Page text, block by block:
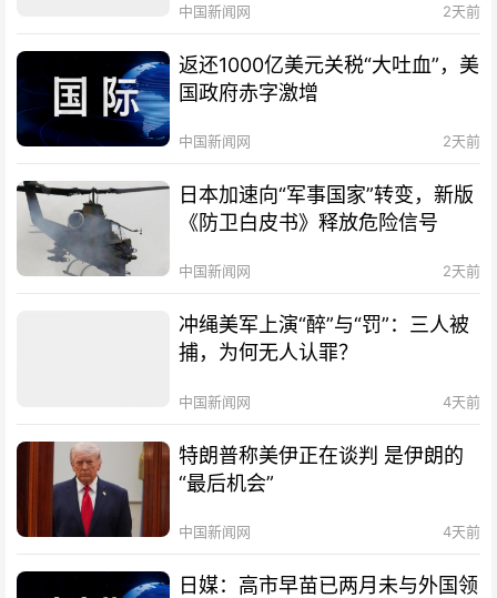
中国新闻网 2天前
返还1000亿美元关税“大吐血”，美
国政府赤字激增
中国新闻网 2天前
日本加速向“军事国家”转变，新版
《防卫白皮书》释放危险信号
中国新闻网 2天前
冲绳美军上演“醉”与“罚”：三人被
捕，为何无人认罪？
中国新闻网 4天前
特朗普称美伊正在谈判 是伊朗的
“最后机会”
中国新闻网 4天前
日媒：高市早苗已两月未与外国领